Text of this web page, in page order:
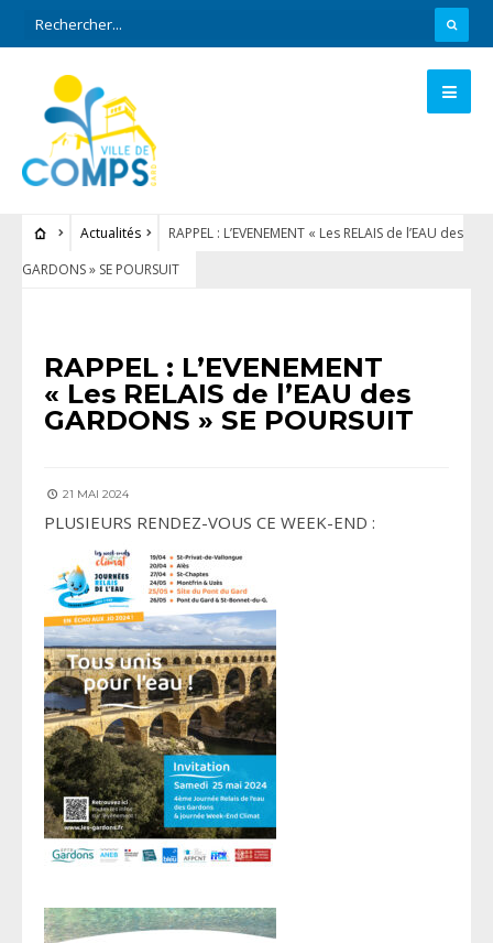
Actualités
RAPPEL : L’EVENEMENT « Les RELAIS de l’EAU des
GARDONS » SE POURSUIT
RAPPEL : L’EVENEMENT
« Les RELAIS de l’EAU des
GARDONS » SE POURSUIT
21 MAI 2024
PLUSIEURS RENDEZ-VOUS CE WEEK-END :